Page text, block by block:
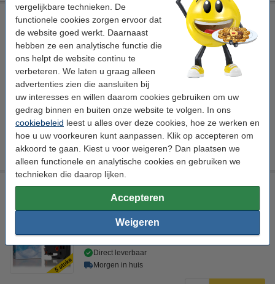
vergelijkbare technieken. De
functionele cookies zorgen ervoor dat
de website goed werkt. Daarnaast
hebben ze een analytische functie die
ons helpt de website continu te
verbeteren. We laten u graag alleen
advertenties zien die aansluiten bij
uw interesses en willen daarom cookies gebruiken om uw
gedrag binnen en buiten onze website te volgen. In ons
cookiebeleid leest u alles over deze cookies, hoe ze werken en
hoe u uw voorkeuren kunt aanpassen. Klik op accepteren om
akkoord te gaan. Kiest u voor weigeren? Dan plaatsen we
alleen functionele en analytische cookies en gebruiken we
technieken die daarop lijken.
Accepteren
Weigeren
Aanbieding: 3x 123inkt huismerk vervangt Brother TZe 6 mm
tape multipack (zwart op wit, zwart op transparant en wit op
zwart)
multifunctioneel
6 mm x 8 m (BxL)
Bekijk de specificaties en omschrijving
€ 57,50
Aanbieding: 123inkt huismerk vervangt 5x Brother TZe-
MQP35 tape wit op berry rose 12 mm
Bekijk de specificaties en omschrijving
Direct leverbaar
Morgen in huis